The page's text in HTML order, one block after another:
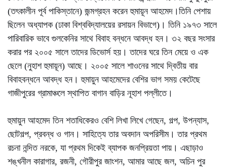
(তৎকালীন পূর্ব পাকিস্তানে) জন্মগ্রহন করেন হুমায়ূন আহমেদ।তিনি পেশায়
ছিলেন অধ্যাপক (ঢাকা বিশ্ববিদ্যালয়ের রসায়ন বিভাগে)। তিনি ১৯৭৩ সালে
পারিবারিক ভাবে গুলকেনির সাথে বিবাহ বন্ধনে আবদ্ধ হন। ৩২ বছর সংসার
করার পর ২০০৫ সালে তাদের ডিভোর্স হয়। তাদের ঘরে তিন মেয়ে ও এক
ছেলে (নুহাশ হুমায়ূন) আছে। ২০০৫ সালে শাওনের সাথে দ্বিতীয় বার
বিবাহবন্ধনে আবদ্ধ হন। হুমায়ুন আহমেদের বেশির ভাগ সময় কেটেছে
গাজীপুরের গ্রামাঞ্চলে স্থাপিত বাগান বাড়ির নূহাশ পল্লীতে।
হুমায়ুন আহমেদ তিন শতাধিকেরও বেশি লিখা লিখে গেছেন, গল্প, উপন্যাস,
ছোটগল্প, প্রবন্ধ ও গান। সাহিত্যে তার অবদান অপরিসীম। তার প্রথম
রচনা নন্দিত নরকে, যা প্রথম দিকেই ব্যাপক জনপ্রিয়তা পায়। এছাড়াও
শঙ্খনীল কারাগার, রজনী, গৌরীপুর জাংশন, আমার আছে জল, অচিন পুর